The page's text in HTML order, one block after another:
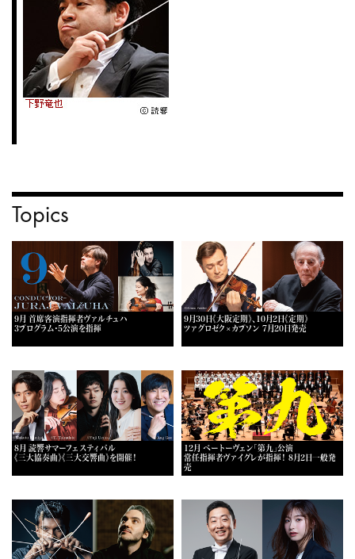
Topics
9月 首席客演指揮者ヴァルチュハ
3プログラム・5公演を指揮
9月30日《大阪定期》、10月2日《定期》
ツァグロゼク×カプソン 7月20日発売
8月 読響サマーフェスティバル
《三大協奏曲》《三大交響曲》を開催！
12月 ベートーヴェン「第九」公演
常任指揮者ヴァイグレが指揮！ 8月2日一般発
売